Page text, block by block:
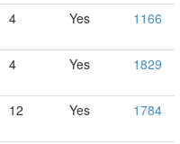
4 Yes 1166
4 Yes 1829
12 Yes 1784